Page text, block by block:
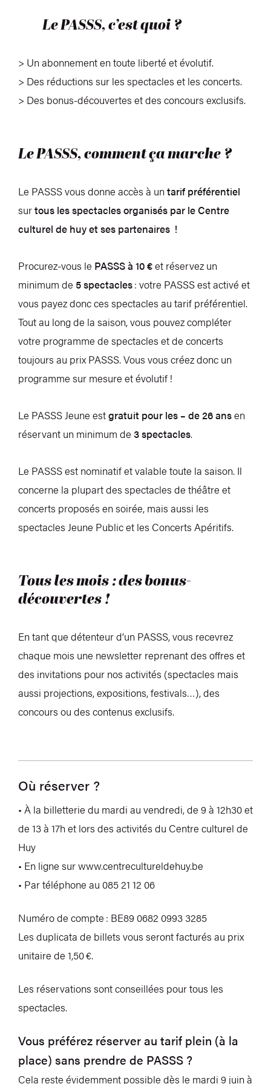
Le PASSS, c’est quoi ?
> Un abonnement en toute liberté et évolutif.
> Des réductions sur les spectacles et les concerts.
> Des bonus-découvertes et des concours exclusifs.
Le PASSS, comment ça marche ?
Le PASSS vous donne accès à untarif préférentiel
surtous les spectacles organisés par le Centre
culturel de huy et ses partenaires !
Procurez-vous le PASSS à 10 €et réservez un
minimum de 5 spectacles: votre PASSS est activé et
vous payez donc ces spectacles au tarif préférentiel.
Tout au long de la saison, vous pouvez compléter
votre programme de spectacles et de concerts
toujours au prix PASSS. Vous vous créez donc un
programme sur mesure et évolutif !
Le PASSS Jeune estgratuit pour les – de 26 ansen
réservant un minimum de 3 spectacles.
Le PASSS est nominatif et valable toute la saison. Il
concerne la plupart des spectacles de théâtre et
concerts proposés en soirée, mais aussi les
spectacles Jeune Public et les Concerts Apéritifs.
Tous les mois : des bonus-
découvertes !
En tant que détenteur d’un PASSS, vous recevrez
chaque mois une newsletter reprenant des offres et
des invitations pour nos activités (spectacles mais
aussi projections, expositions, festivals…), des
concours ou des contenus exclusifs.
Où réserver ?
• À la billetterie du mardi au vendredi, de 9 à 12h30 et
de 13 à 17h et lors des activités du Centre culturel de
Huy
• En ligne sur www.centrecultureldehuy.be
• Par téléphone au 085 21 12 06
Numéro de compte : BE89 0682 0993 3285
Les duplicata de billets vous seront facturés au prix
unitaire de 1,50 €.
Les réservations sont conseillées pour tous les
spectacles.
Vous préférez réserver au tarif plein (à la
place) sans prendre de PASSS ?
Cela reste évidemment possible dès le mardi 9 juin à